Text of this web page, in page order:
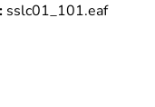
sslc01_101.eaf